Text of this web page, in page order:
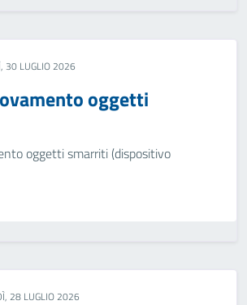
30 LUGLIO 2026
oggetti
oggetti smarriti (dispositivo
28 LUGLIO 2026